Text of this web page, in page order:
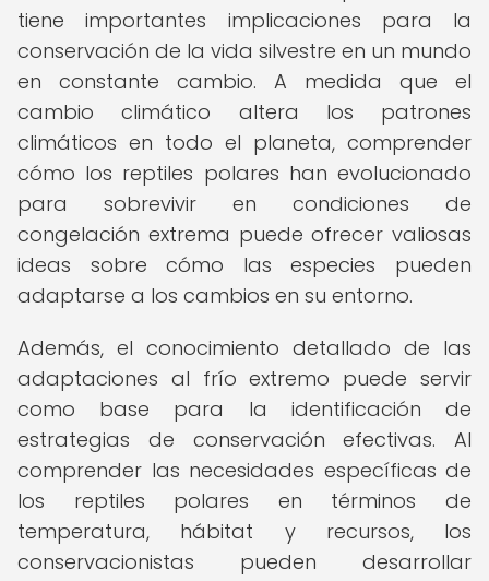
tiene importantes implicaciones para la
conservación de la vida silvestre en un mundo
en constante cambio. A medida que el
cambio climático altera los patrones
climáticos en todo el planeta, comprender
cómo los reptiles polares han evolucionado
para sobrevivir en condiciones de
congelación extrema puede ofrecer valiosas
ideas sobre cómo las especies pueden
adaptarse a los cambios en su entorno.
Además, el conocimiento detallado de las
adaptaciones al frío extremo puede servir
como base para la identificación de
estrategias de conservación efectivas. Al
comprender las necesidades específicas de
los reptiles polares en términos de
temperatura, hábitat y recursos, los
conservacionistas pueden desarrollar